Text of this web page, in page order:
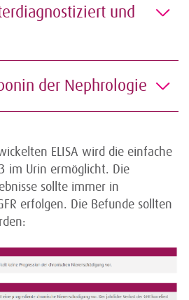
und
der Nephrologie
ELISA wird die einfache
im Urin ermöglicht. Die
sollte immer in
erfolgen. Die Befunde sollten